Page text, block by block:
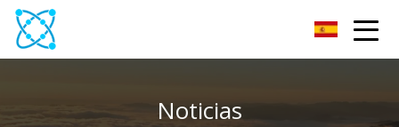
Noticias